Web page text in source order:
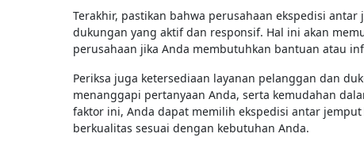
Terakhir, pastikan bahwa perusahaan ekspedisi
dukungan yang aktif dan responsif. Hal ini akan
perusahaan jika Anda membutuhkan bantuan atau
Periksa juga ketersediaan layanan pelanggan dan
menanggapi pertanyaan Anda, serta kemudahan
faktor ini, Anda dapat memilih ekspedisi antar
berkualitas sesuai dengan kebutuhan Anda.